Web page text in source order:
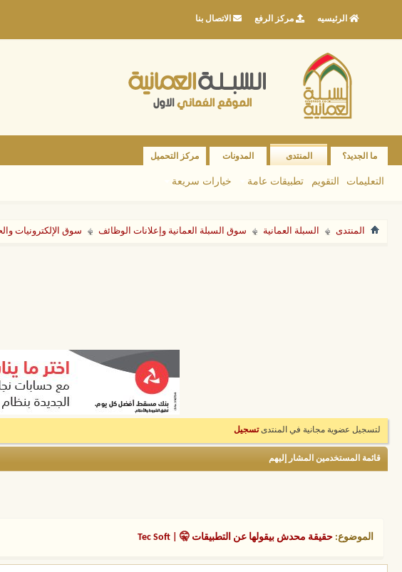
الرئيسيه مركز الرفع الاتصال بنا
ما الجديد؟ المنتدى
التعليمات التقويم تطبيقات عامة خيارات سريعة
المدونات مركز التحميل
المنتدى السبلة العمانية سوق السبلة العمانية وإعلانات الوظائف سوق الإلكترونيات
لتسجيل عضوية مجانية في المنتدىتسجيل
قائمة المستخدمين المشار إليهم
الموضوع: حقيقة محدش بيقولها عن التطبيقات 🤫 | Tec Soft